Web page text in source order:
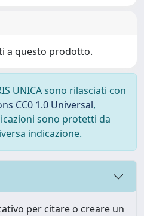
a questo prodotto.
UNICA sono rilasciati con
CC0 1.0 Universal,
sono protetti da
indicazione.
per citare o creare un